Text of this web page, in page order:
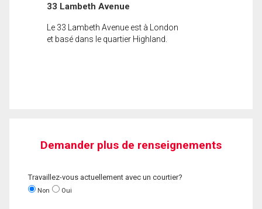
33 Lambeth Avenue
Le 33 Lambeth Avenue est à London
et basé dans le quartier Highland.
Demander plus de renseignements
Travaillez-vous actuellement avec un courtier?
Non Oui